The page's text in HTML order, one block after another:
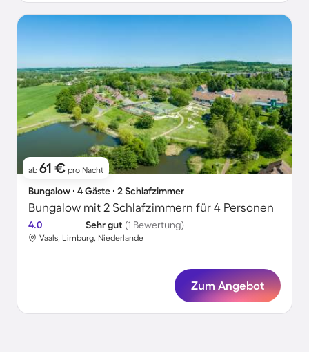
ab 61 € pro Nacht
Bungalow ∙ 4 Gäste ∙ 2 Schlafzimmer
Bungalow mit 2 Schlafzimmern für 4 Personen
4.0 Sehr gut (1 Bewertung)
Vaals, Limburg, Niederlande
Zum Angebot